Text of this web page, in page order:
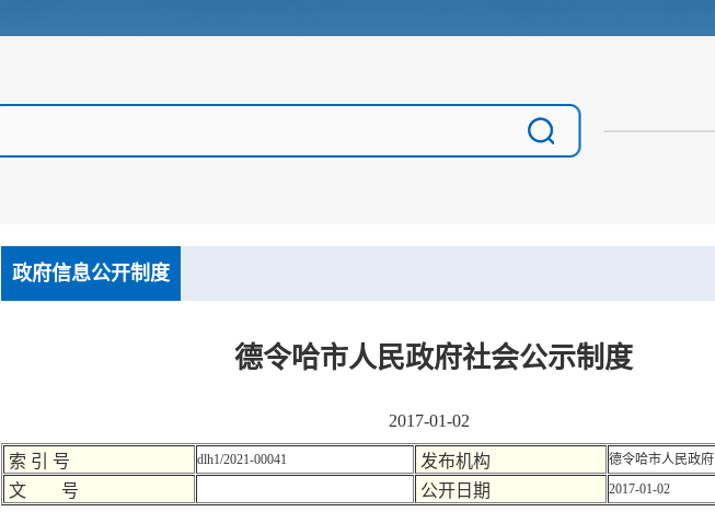
政府信息公开制度
德令哈市人民政府社会公示制度
2017-01-02
索 引 号 dlh1/2021-00041 发布机构 德令哈市人民政府
文 号 公开日期 2017-01-02